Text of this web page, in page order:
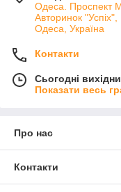
Одеса. Проспект
Авторинок
Одеса, Україна
Контакти
Сьогодні
Показати весь
Про нас
Контакти